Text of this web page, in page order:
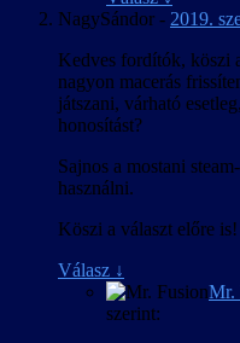
NagySándor - 2019.
Kedves fordítók, köszi
nagyon macerás
játszani, várható
honosítást?
Sajnos a mostani
használni.
Köszi a választ előre is!
Válasz ↓
Mr.
szerint: